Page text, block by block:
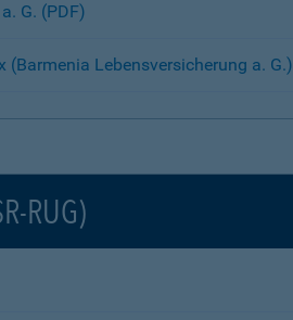
G. (PDF)
Lebensversicherung a. G.)
RUG)